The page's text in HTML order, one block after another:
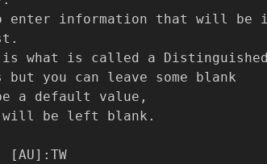
enter information that will be
what is called a Distinguished
you can leave some blank
a default value,
be left blank.
[AU] :TW